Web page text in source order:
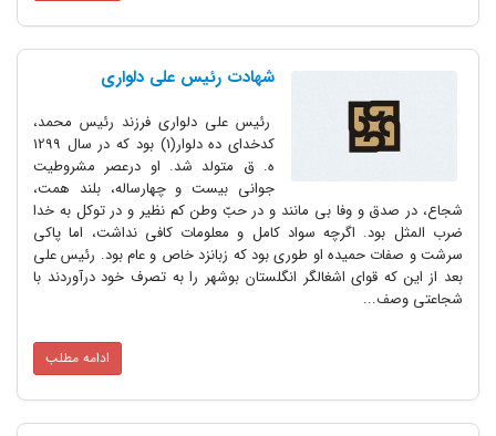
شهادت رئیس علی دلواری
رئیس علی دلواری فرزند رئیس محمد،
کدخدای ده دلوار(1) بود که در سال 1299
ه. ق متولد شد. او درعصر مشروطیت
جوانی بیست و چهارساله، بلند همت،
شجاع، در صدق و وفا بی مانند و در حبّ وطن کم نظیر و در توکل به خدا
ضرب المثل بود. اگرچه سواد کامل و معلومات کافی نداشت، اما پاکی
سرشت و صفات حمیده او طوری بود که زبانزد خاص و عام بود. رئیس علی
بعد از این که قوای اشغالگر انگلستان بوشهر را به تصرف خود درآوردند با
شجاعتی وصف...
ادامه مطلب